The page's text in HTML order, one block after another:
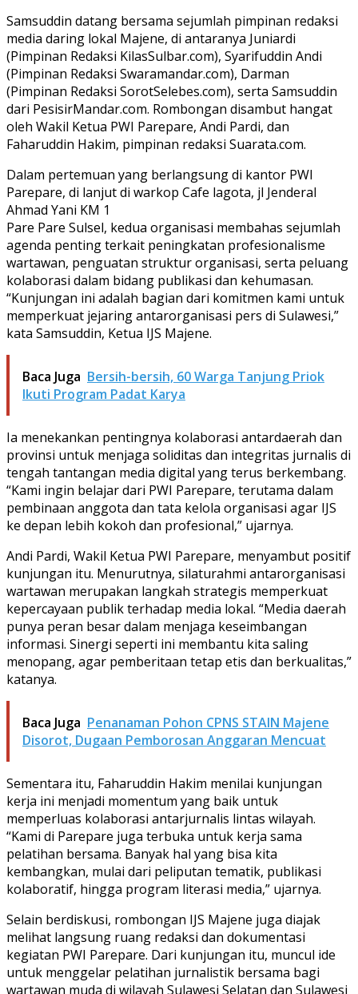
Samsuddin datang bersama sejumlah pimpinan redaksi
media daring lokal Majene, di antaranya Juniardi
(Pimpinan Redaksi KilasSulbar.com), Syarifuddin Andi
(Pimpinan Redaksi Swaramandar.com), Darman
(Pimpinan Redaksi SorotSelebes.com), serta Samsuddin
dari PesisirMandar.com. Rombongan disambut hangat
oleh Wakil Ketua PWI Parepare, Andi Pardi, dan
Faharuddin Hakim, pimpinan redaksi Suarata.com.
Dalam pertemuan yang berlangsung di kantor PWI
Parepare, di lanjut di warkop Cafe lagota, jl Jenderal
Ahmad Yani KM 1
Pare Pare Sulsel, kedua organisasi membahas sejumlah
agenda penting terkait peningkatan profesionalisme
wartawan, penguatan struktur organisasi, serta peluang
kolaborasi dalam bidang publikasi dan kehumasan.
“Kunjungan ini adalah bagian dari komitmen kami untuk
memperkuat jejaring antarorganisasi pers di Sulawesi,”
kata Samsuddin, Ketua IJS Majene.
Baca Juga Bersih-bersih, 60 Warga Tanjung Priok
Ikuti Program Padat Karya
Ia menekankan pentingnya kolaborasi antardaerah dan
provinsi untuk menjaga soliditas dan integritas jurnalis di
tengah tantangan media digital yang terus berkembang.
“Kami ingin belajar dari PWI Parepare, terutama dalam
pembinaan anggota dan tata kelola organisasi agar IJS
ke depan lebih kokoh dan profesional,” ujarnya.
Andi Pardi, Wakil Ketua PWI Parepare, menyambut positif
kunjungan itu. Menurutnya, silaturahmi antarorganisasi
wartawan merupakan langkah strategis memperkuat
kepercayaan publik terhadap media lokal. “Media daerah
punya peran besar dalam menjaga keseimbangan
informasi. Sinergi seperti ini membantu kita saling
menopang, agar pemberitaan tetap etis dan berkualitas,”
katanya.
Baca Juga Penanaman Pohon CPNS STAIN Majene
Disorot, Dugaan Pemborosan Anggaran Mencuat
Sementara itu, Faharuddin Hakim menilai kunjungan
kerja ini menjadi momentum yang baik untuk
memperluas kolaborasi antarjurnalis lintas wilayah.
“Kami di Parepare juga terbuka untuk kerja sama
pelatihan bersama. Banyak hal yang bisa kita
kembangkan, mulai dari peliputan tematik, publikasi
kolaboratif, hingga program literasi media,” ujarnya.
Selain berdiskusi, rombongan IJS Majene juga diajak
melihat langsung ruang redaksi dan dokumentasi
kegiatan PWI Parepare. Dari kunjungan itu, muncul ide
untuk menggelar pelatihan jurnalistik bersama bagi
wartawan muda di wilayah Sulawesi Selatan dan Sulawesi